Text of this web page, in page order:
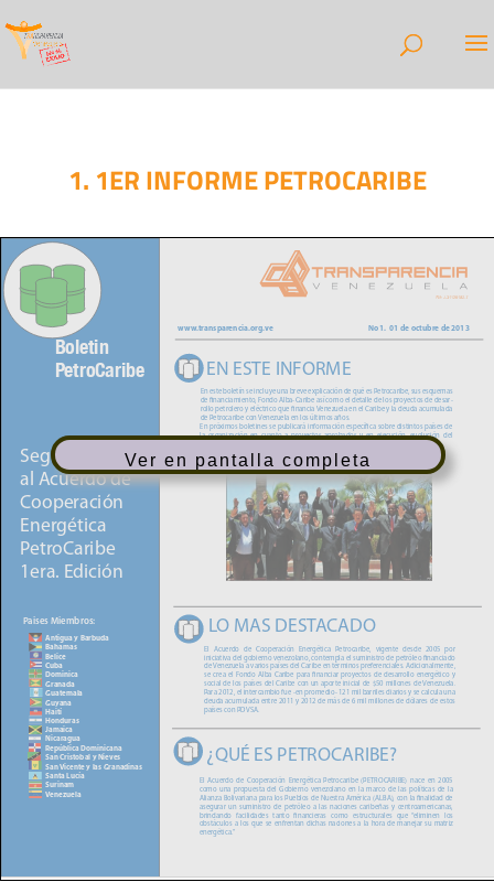
1. 1ER INFORME PETROCARIBE
Ver en pantalla completa